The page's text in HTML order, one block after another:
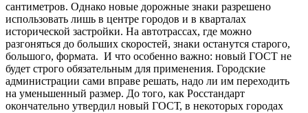
сантиметров. Однако новые дорожные знаки разрешено
использовать лишь в центре городов и в кварталах
исторической застройки. На автотрассах, где можно
разгоняться до больших скоростей, знаки останутся старого,
большого, формата. И что особенно важно: новый ГОСТ не
будет строго обязательным для применения. Городские
администрации сами вправе решать, надо ли им переходить
на уменьшенный размер. До того, как Росстандарт
окончательно утвердил новый ГОСТ, в некоторых городах